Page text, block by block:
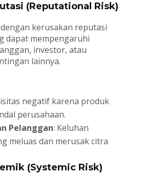
(Reputational Risk)
kerusakan reputasi
dapat mempengaruhi
investor, atau
lainnya.
negatif karena produk
perusahaan.
Pelanggan: Keluhan
meluas dan merusak citra
(Systemic Risk)